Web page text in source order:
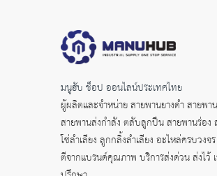
มนูฮับ ช็อป ออนไลน์ประเทศไทย
ผู้ผลิตและจำหน่ายสายพานยางดำสายพา
สายพานส่งกำลังตลับลูกปืน สายพานร่อง
โซ่ลำเลียง ลูกกลิ้งลำเลียง อะไหล่ครบวงจ
ตีจากแบรนด์คุณภาพ บริการส่งด่วน ส่งไว้